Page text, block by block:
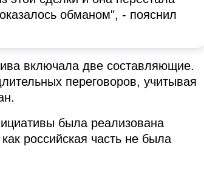
обманом", - пояснил
включала две составляющие.
переговоров, учитывая
была реализована
российская часть не была